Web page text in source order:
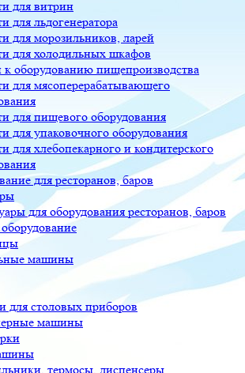
для витрин
для льдогенератора
для морозильников, ларей
для холодильных шкафов
к оборудованию пищепроизводства
для мясоперерабатывающего
для пищевого оборудования
для упаковочного оборудования
для хлебопекарного и кондитерского
для ресторанов, баров
для оборудования ресторанов, баров
машины
для столовых приборов
машины
термосы, диспенсеры